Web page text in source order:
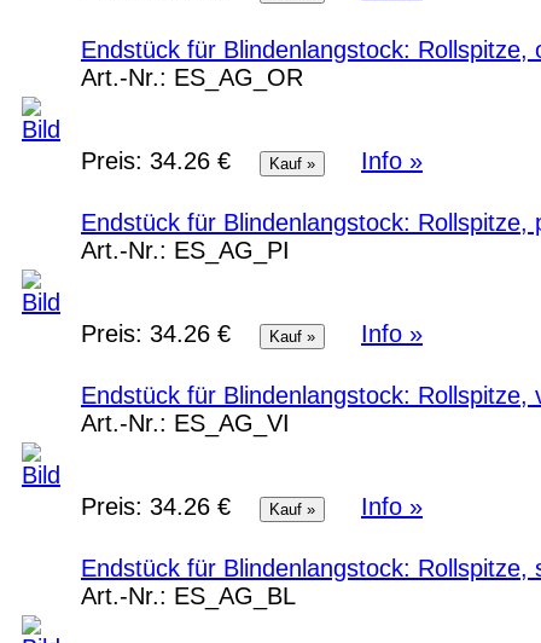
Endstück für Blindenlangstock:
Art.-Nr.: ES_AG_OR
Preis: 34.26 € Info »
Endstück für Blindenlangstock:
Art.-Nr.: ES_AG_PI
Preis: 34.26 € Info »
Endstück für Blindenlangstock:
Art.-Nr.: ES_AG_VI
Preis: 34.26 € Info »
Endstück für Blindenlangstock:
Art.-Nr.: ES_AG_BL